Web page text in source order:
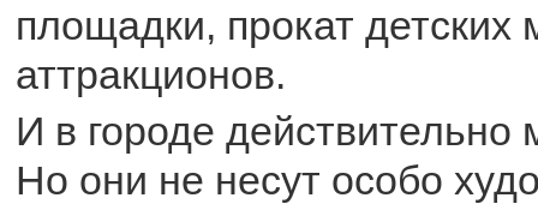
площадки, прокат детских
аттракционов.
И в городе действительно
Но они не несут особо